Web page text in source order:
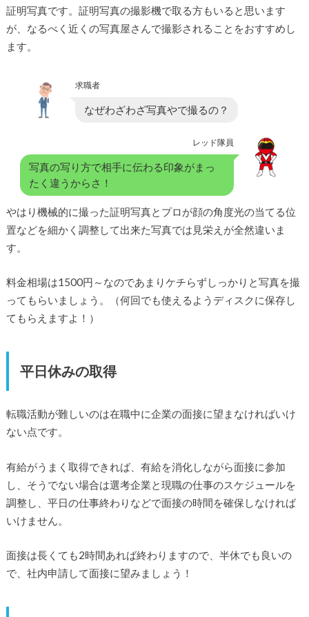
証明写真です。証明写真の撮影機で取る方もいると思います
が、なるべく近くの写真屋さんで撮影されることをおすすめし
ます。
求職者
なぜわざわざ写真やで撮るの？
レッド隊員
写真の写り方で相手に伝わる印象がまっ
たく違うからさ！
やはり機械的に撮った証明写真とプロが顔の角度光の当てる位
置などを細かく調整して出来た写真では見栄えが全然違いま
す。
料金相場は1500円～なのであまりケチらずしっかりと写真を撮
ってもらいましょう。（何回でも使えるようディスクに保存し
てもらえますよ！）
平日休みの取得
転職活動が難しいのは在職中に企業の面接に望まなければいけ
ない点です。
有給がうまく取得できれば、有給を消化しながら面接に参加
し、そうでない場合は選考企業と現職の仕事のスケジュールを
調整し、平日の仕事終わりなどで面接の時間を確保しなければ
いけません。
面接は長くても2時間あれば終わりますので、半休でも良いの
で、社内申請して面接に望みましょう！